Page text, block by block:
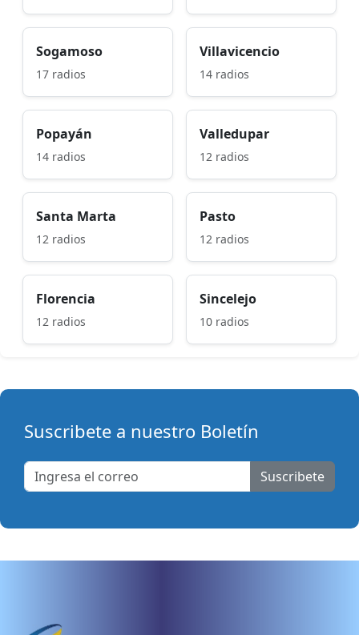
Sogamoso
17 radios
Villavicencio
14 radios
Popayán
14 radios
Valledupar
12 radios
Santa Marta
12 radios
Pasto
12 radios
Florencia
12 radios
Sincelejo
10 radios
Suscribete a nuestro Boletín
Suscribete